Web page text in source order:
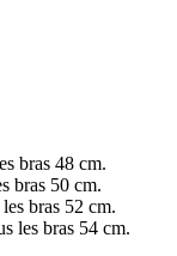
bras 48 cm.
bras 50 cm.
bras 52 cm.
les bras 54 cm.